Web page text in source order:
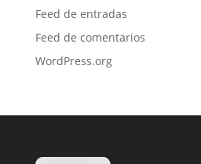
Feed de entradas
Feed de comentarios
WordPress.org